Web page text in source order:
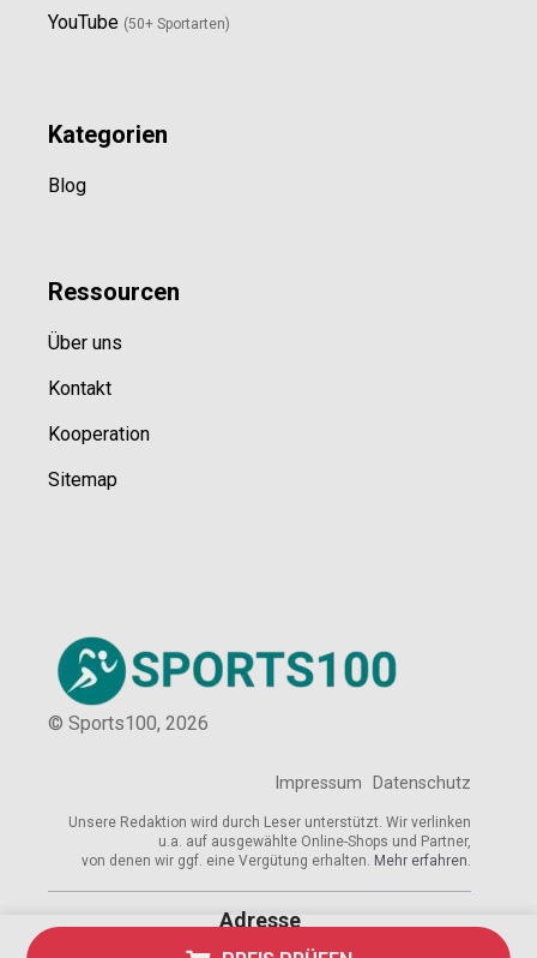
YouTube (50+ Sportarten)
Kategorien
Blog
Ressourcen
Über uns
Kontakt
Kooperation
Sitemap
© Sports100, 2026
Impressum Datenschutz
Unsere Redaktion wird durch Leser unterstützt. Wir verlinken
u.a. auf ausgewählte Online-Shops und Partner,
von denen wir ggf. eine Vergütung erhalten. Mehr erfahren.
Adresse